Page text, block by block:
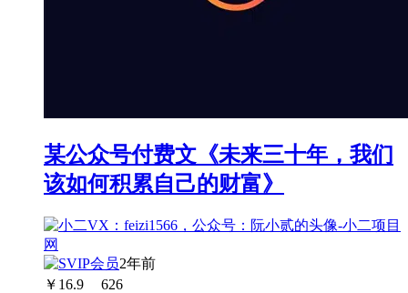
某公众号付费文《未来三十年，我们
该如何积累自己的财富》
2年前
￥ 16.9 626